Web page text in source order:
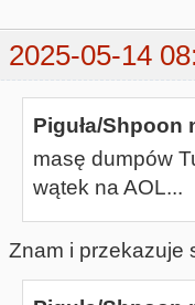
2025-05-14
Piguła/Shpoon
masę dumpów
wątek na AOL...
Znam i przekazuje